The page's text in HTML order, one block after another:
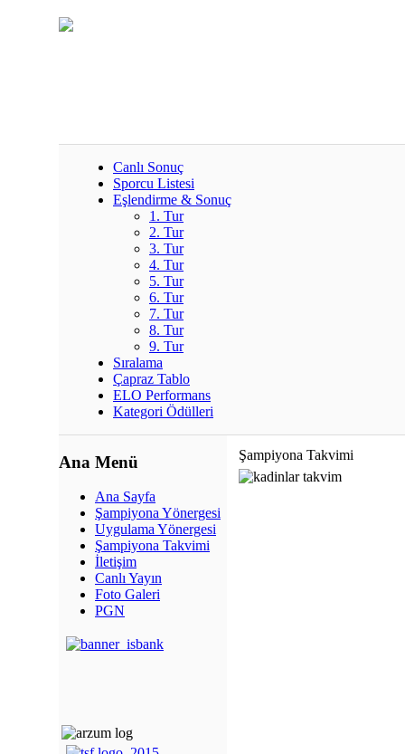
Canlı Sonuç
Sporcu Listesi
Eşlendirme & Sonuç
1. Tur
2. Tur
3. Tur
4. Tur
5. Tur
6. Tur
7. Tur
8. Tur
9. Tur
Sıralama
Çapraz Tablo
ELO Performans
Kategori Ödülleri
Ana Menü
Ana Sayfa
Şampiyona Yönergesi
Uygulama Yönergesi
Şampiyona Takvimi
İletişim
Canlı Yayın
Foto Galeri
PGN
Şampiyona Takvimi